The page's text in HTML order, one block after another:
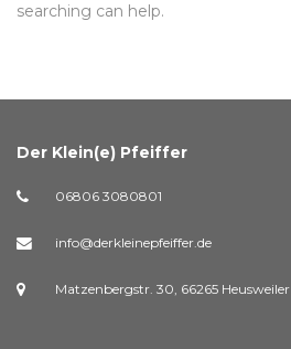
searching can help.
Der Klein(e) Pfeiffer
06806 3080801
info@derkleinepfeiffer.de
Matzenbergstr. 30, 66265 Heusweiler